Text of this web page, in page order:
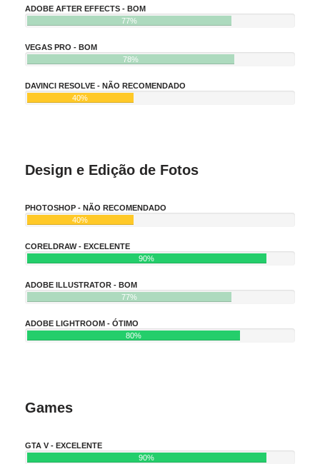
ADOBE AFTER EFFECTS - BOM
77%
VEGAS PRO - BOM
78%
DAVINCI RESOLVE - NÃO RECOMENDADO
40%
Design e Edição de Fotos
PHOTOSHOP - NÃO RECOMENDADO
40%
CORELDRAW - EXCELENTE
90%
ADOBE ILLUSTRATOR - BOM
77%
ADOBE LIGHTROOM - ÓTIMO
80%
Games
GTA V - EXCELENTE
90%